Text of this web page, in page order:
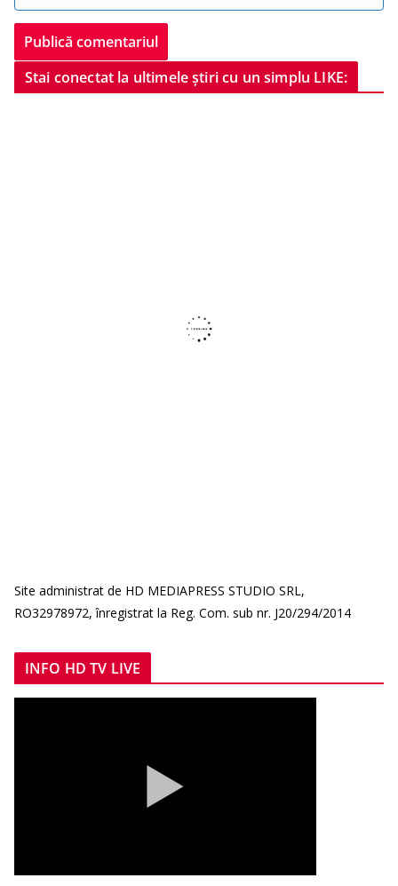
Stai conectat la ultimele știri cu un simplu LIKE:
Site administrat de HD MEDIAPRESS STUDIO SRL,
RO32978972, înregistrat la Reg. Com. sub nr. J20/294/2014
INFO HD TV LIVE